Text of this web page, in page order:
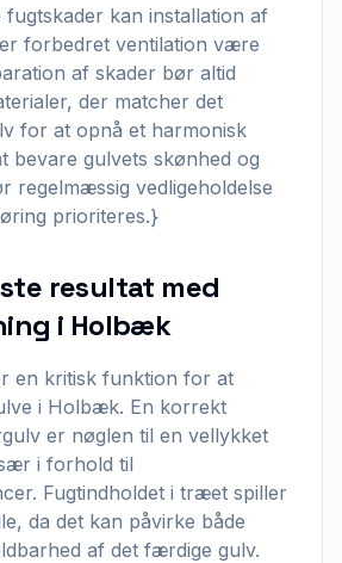
kan installation af
forbedret ventilation være
af skader bør altid
der matcher det
for at opnå et harmonisk
bevare gulvets skønhed og
regelmæssig vedligeholdelse
prioriteres.}
resultat med
i Holbæk
en kritisk funktion for at
i Holbæk. En korrekt
er nøglen til en vellykket
i forhold til
Fugtindholdet i træet spiller
da det kan påvirke både
af det færdige gulv.